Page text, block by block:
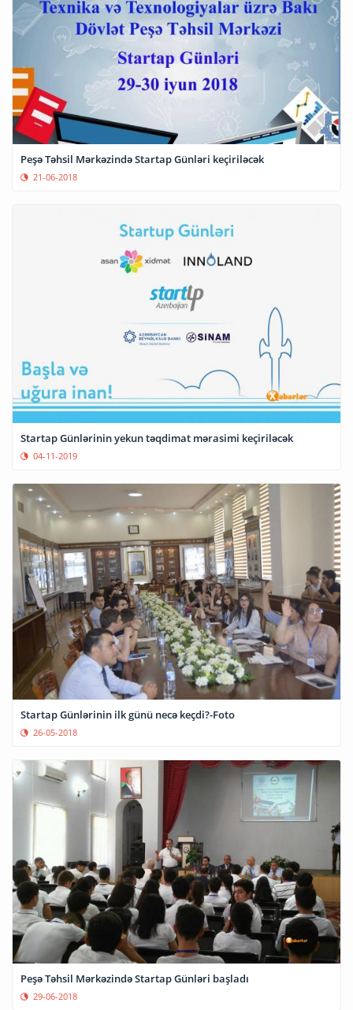
Peşə Təhsil Mərkəzində Startap Günləri keçiriləcək
21-06-2018
Startap Günlərinin yekun təqdimat mərasimi keçiriləcək
04-11-2019
Startap Günlərinin ilk günü necə keçdi?-Foto
26-05-2018
Peşə Təhsil Mərkəzində Startap Günləri başladı
29-06-2018